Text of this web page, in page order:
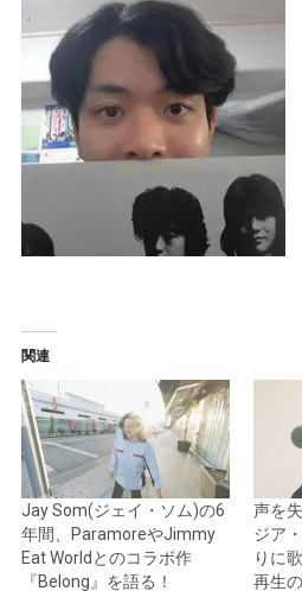
関連
Jay Som(ジェイ・ソム)の6
年間、ParamoreやJimmy
Eat Worldとのコラボ作
『Belong』を語る！
声を
ジア
りに
再生